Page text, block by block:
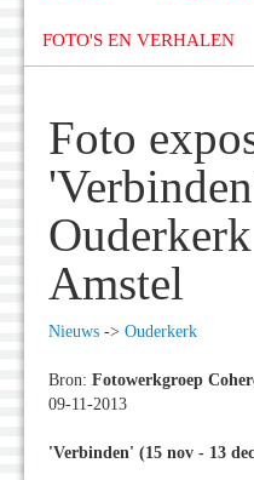
FOTO'S EN VERHALEN
Foto
Amstel
Nieuws -> Ouderkerk
Bron: Fotowerkgroep
09-11-2013
'Verbinden' (15 nov - 13